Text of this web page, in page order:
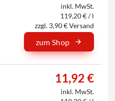
inkl. MwSt.
119,20 € / l
zzgl. 3,90 € Versand
zum Shop
11,92 €
inkl. MwSt.